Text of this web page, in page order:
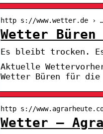
http s://www.wetter.de ›
Wetter
Es bleibt trocken.
Aktuelle
Wetter Büren für die
http s://
Wetter –